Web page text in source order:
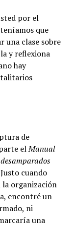
por el
que
una clase sobre
y reflexiona
hay
de
elManual
cuando
la organización
encontré un
ni
una